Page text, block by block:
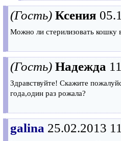
(Гость) Ксения
Можно ли стерилизовать кошку
(Гость) Надежда
Здравствуйте! Скажите
года,один раз рожала?
galina 25.02.2013